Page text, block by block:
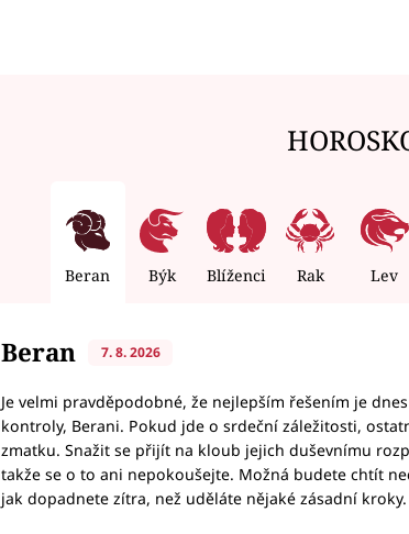
Beran Býk Blíženci Rak Lev
Beran 7. 8. 2026
Je velmi pravděpodobné, že nejlepším řešením je
kontroly, Berani. Pokud jde o srdeční záležitosti,
zmatku. Snažit se přijít na kloub jejich duševnímu
takže se o to ani nepokoušejte. Možná budete chtít
jak dopadnete zítra, než uděláte nějaké zásadní kroky.